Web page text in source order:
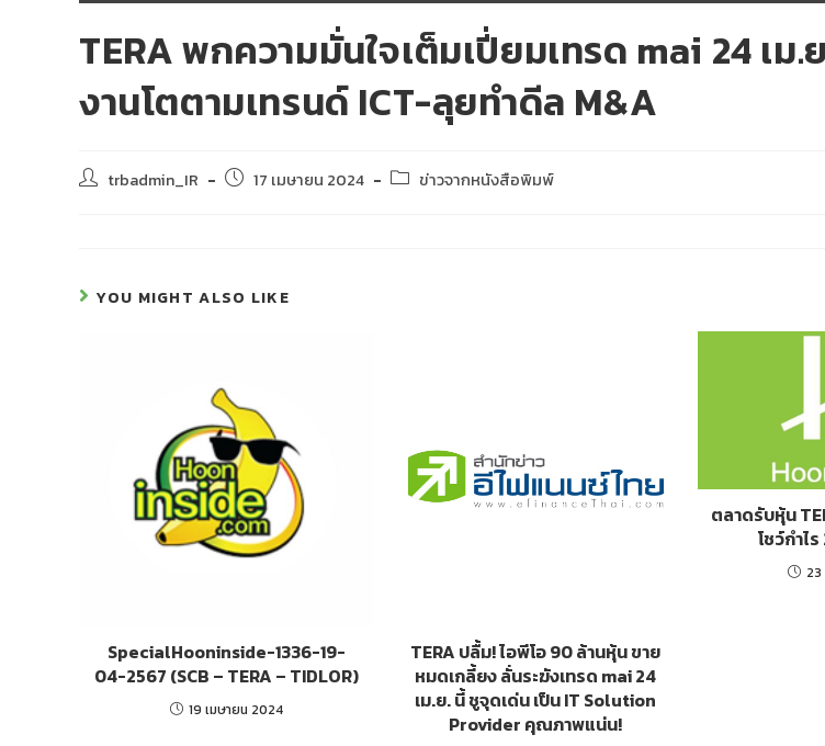
TERA พกความมั่นใจเต็มเปี่ยมเทรด mai 24 เม.
งานโตตามเทรนด์ ICT-ลุยทำดีล M&A
trbadmin_IR 17 เมษายน 2024 ข่าวจากหนังสือพิมพ์
YOU MIGHT ALSO LIKE
SpecialHooninside-1336-19-
04-2567 (SCB – TERA – TIDLOR)
19 เมษายน 2024
TERA ปลื้ม! ไอพีโอ 90 ล้านหุ้น ขาย
หมดเกลี้ยง ลั่นระฆังเทรด mai 24
เม.ย. นี้ ชูจุดเด่น เป็น IT Solution
Provider คุณภาพแน่น!
ตลาดรับหุ้น
โชว์กำไ